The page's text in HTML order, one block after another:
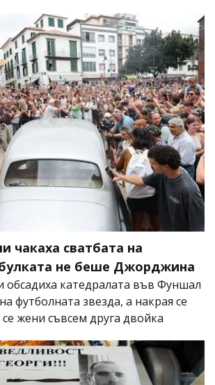
чакаха сватбата на
не беше Джорджина
катедралата във Фуншал
футболната звезда, а накрая се
жени съвсем друга двойка